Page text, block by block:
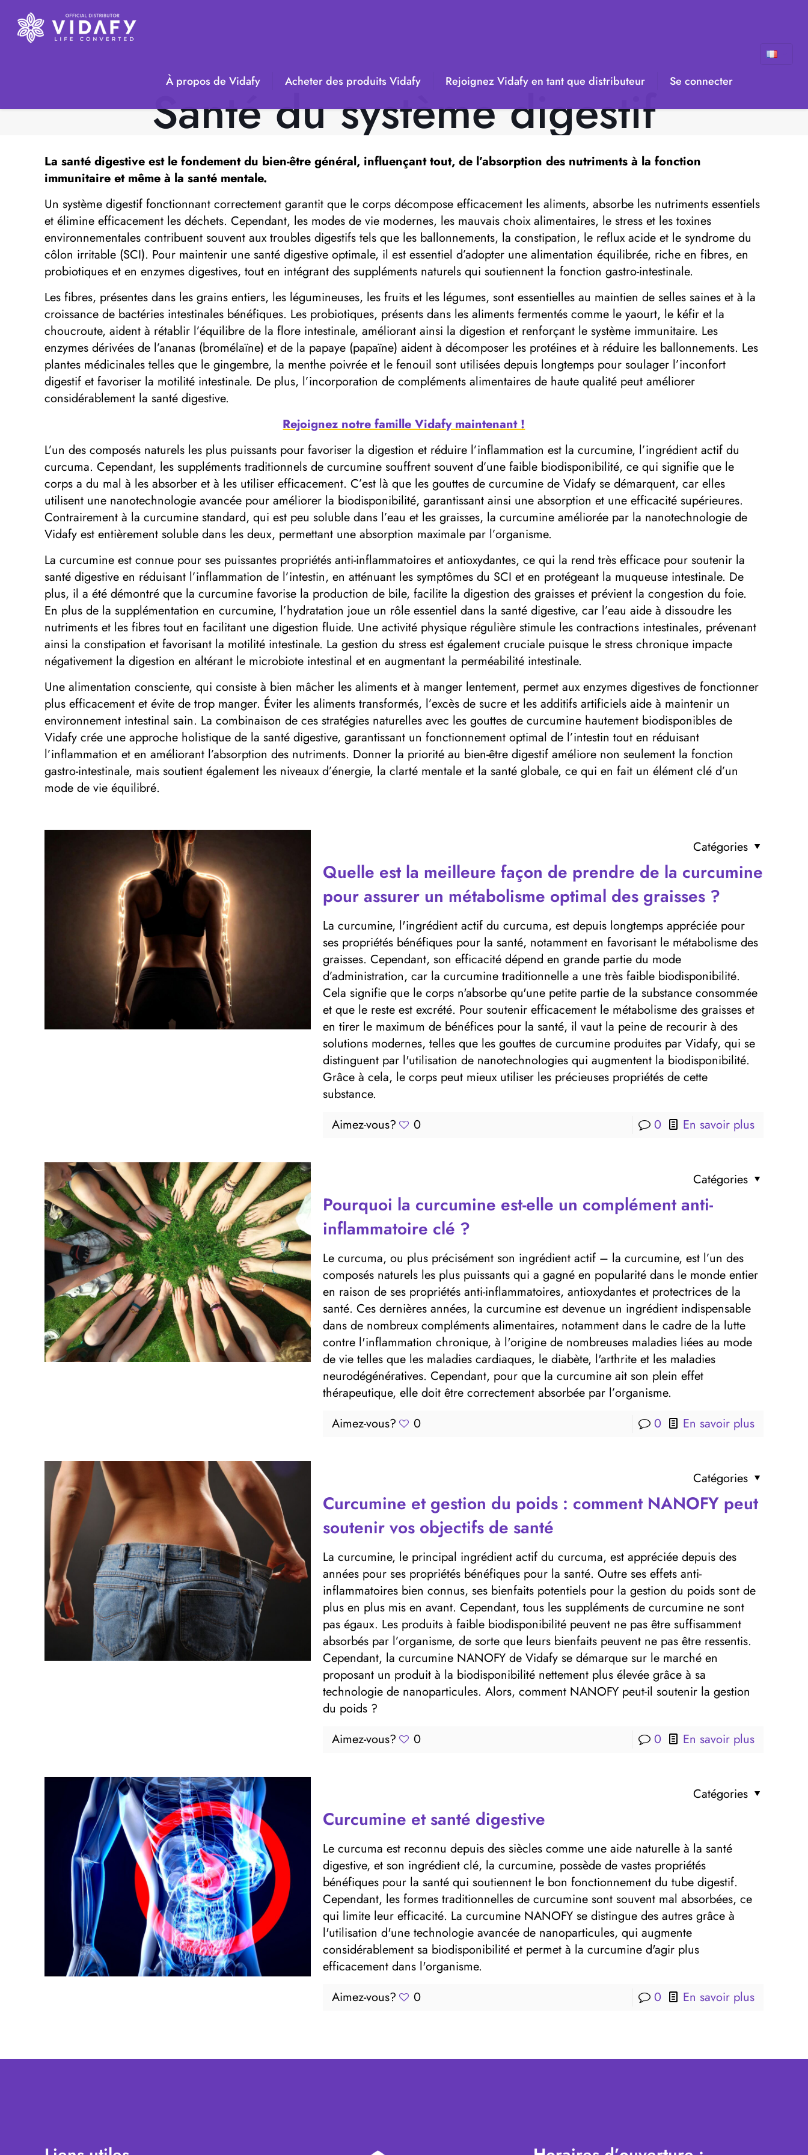
À propos de Vidafy Acheter des produits Vidafy Rejoignez Vidafy en tant que distributeur Se connecter
Santé du système digestif
La santé digestive est le fondement du bien-être général, influençant tout, de l’absorption des nutriments à la fonction
immunitaire et même à la santé mentale.
Un système digestif fonctionnant correctement garantit que le corps décompose efficacement les aliments, absorbe les nutriments essentiels
et élimine efficacement les déchets. Cependant, les modes de vie modernes, les mauvais choix alimentaires, le stress et les toxines
environnementales contribuent souvent aux troubles digestifs tels que les ballonnements, la constipation, le reflux acide et le syndrome du
côlon irritable (SCI). Pour maintenir une santé digestive optimale, il est essentiel d’adopter une alimentation équilibrée, riche en fibres, en
probiotiques et en enzymes digestives, tout en intégrant des suppléments naturels qui soutiennent la fonction gastro-intestinale.
Les fibres, présentes dans les grains entiers, les légumineuses, les fruits et les légumes, sont essentielles au maintien de selles saines et à la
croissance de bactéries intestinales bénéfiques. Les probiotiques, présents dans les aliments fermentés comme le yaourt, le kéfir et la
choucroute, aident à rétablir l’équilibre de la flore intestinale, améliorant ainsi la digestion et renforçant le système immunitaire. Les
enzymes dérivées de l’ananas (bromélaïne) et de la papaye (papaïne) aident à décomposer les protéines et à réduire les ballonnements. Les
plantes médicinales telles que le gingembre, la menthe poivrée et le fenouil sont utilisées depuis longtemps pour soulager l’inconfort
digestif et favoriser la motilité intestinale. De plus, l’incorporation de compléments alimentaires de haute qualité peut améliorer
considérablement la santé digestive.
Rejoignez notre famille Vidafy maintenant !
L’un des composés naturels les plus puissants pour favoriser la digestion et réduire l’inflammation est la curcumine, l’ingrédient actif du
curcuma. Cependant, les suppléments traditionnels de curcumine souffrent souvent d’une faible biodisponibilité, ce qui signifie que le
corps a du mal à les absorber et à les utiliser efficacement. C’est là que les gouttes de curcumine de Vidafy se démarquent, car elles
utilisent une nanotechnologie avancée pour améliorer la biodisponibilité, garantissant ainsi une absorption et une efficacité supérieures.
Contrairement à la curcumine standard, qui est peu soluble dans l’eau et les graisses, la curcumine améliorée par la nanotechnologie de
Vidafy est entièrement soluble dans les deux, permettant une absorption maximale par l’organisme.
La curcumine est connue pour ses puissantes propriétés anti-inflammatoires et antioxydantes, ce qui la rend très efficace pour soutenir la
santé digestive en réduisant l’inflammation de l’intestin, en atténuant les symptômes du SCI et en protégeant la muqueuse intestinale. De
plus, il a été démontré que la curcumine favorise la production de bile, facilite la digestion des graisses et prévient la congestion du foie.
En plus de la supplémentation en curcumine, l’hydratation joue un rôle essentiel dans la santé digestive, car l’eau aide à dissoudre les
nutriments et les fibres tout en facilitant une digestion fluide. Une activité physique régulière stimule les contractions intestinales, prévenant
ainsi la constipation et favorisant la motilité intestinale. La gestion du stress est également cruciale puisque le stress chronique impacte
négativement la digestion en altérant le microbiote intestinal et en augmentant la perméabilité intestinale.
Une alimentation consciente, qui consiste à bien mâcher les aliments et à manger lentement, permet aux enzymes digestives de fonctionner
plus efficacement et évite de trop manger. Éviter les aliments transformés, l’excès de sucre et les additifs artificiels aide à maintenir un
environnement intestinal sain. La combinaison de ces stratégies naturelles avec les gouttes de curcumine hautement biodisponibles de
Vidafy crée une approche holistique de la santé digestive, garantissant un fonctionnement optimal de l’intestin tout en réduisant
l’inflammation et en améliorant l’absorption des nutriments. Donner la priorité au bien-être digestif améliore non seulement la fonction
gastro-intestinale, mais soutient également les niveaux d’énergie, la clarté mentale et la santé globale, ce qui en fait un élément clé d’un
mode de vie équilibré.
Catégories
Quelle est la meilleure façon de prendre de la curcumine
pour assurer un métabolisme optimal des graisses ?
La curcumine, l'ingrédient actif du curcuma, est depuis longtemps appréciée pour
ses propriétés bénéfiques pour la santé, notamment en favorisant le métabolisme des
graisses. Cependant, son efficacité dépend en grande partie du mode
d’administration, car la curcumine traditionnelle a une très faible biodisponibilité.
Cela signifie que le corps n'absorbe qu'une petite partie de la substance consommée
et que le reste est excrété. Pour soutenir efficacement le métabolisme des graisses et
en tirer le maximum de bénéfices pour la santé, il vaut la peine de recourir à des
solutions modernes, telles que les gouttes de curcumine produites par Vidafy, qui se
distinguent par l'utilisation de nanotechnologies qui augmentent la biodisponibilité.
Grâce à cela, le corps peut mieux utiliser les précieuses propriétés de cette
substance.
Aimez-vous?
0 0 En savoir plus
Catégories
Pourquoi la curcumine est-elle un complément anti-
inflammatoire clé ?
Le curcuma, ou plus précisément son ingrédient actif – la curcumine, est l’un des
composés naturels les plus puissants qui a gagné en popularité dans le monde entier
en raison de ses propriétés anti-inflammatoires, antioxydantes et protectrices de la
santé. Ces dernières années, la curcumine est devenue un ingrédient indispensable
dans de nombreux compléments alimentaires, notamment dans le cadre de la lutte
contre l'inflammation chronique, à l'origine de nombreuses maladies liées au mode
de vie telles que les maladies cardiaques, le diabète, l'arthrite et les maladies
neurodégénératives. Cependant, pour que la curcumine ait son plein effet
thérapeutique, elle doit être correctement absorbée par l’organisme.
Aimez-vous?
0 0 En savoir plus
Catégories
Curcumine et gestion du poids : comment NANOFY peut
soutenir vos objectifs de santé
La curcumine, le principal ingrédient actif du curcuma, est appréciée depuis des
années pour ses propriétés bénéfiques pour la santé. Outre ses effets anti-
inflammatoires bien connus, ses bienfaits potentiels pour la gestion du poids sont de
plus en plus mis en avant. Cependant, tous les suppléments de curcumine ne sont
pas égaux. Les produits à faible biodisponibilité peuvent ne pas être suffisamment
absorbés par l’organisme, de sorte que leurs bienfaits peuvent ne pas être ressentis.
Cependant, la curcumine NANOFY de Vidafy se démarque sur le marché en
proposant un produit à la biodisponibilité nettement plus élevée grâce à sa
technologie de nanoparticules. Alors, comment NANOFY peut-il soutenir la gestion
du poids ?
Aimez-vous?
0 0 En savoir plus
Catégories
Curcumine et santé digestive
Le curcuma est reconnu depuis des siècles comme une aide naturelle à la santé
digestive, et son ingrédient clé, la curcumine, possède de vastes propriétés
bénéfiques pour la santé qui soutiennent le bon fonctionnement du tube digestif.
Cependant, les formes traditionnelles de curcumine sont souvent mal absorbées, ce
qui limite leur efficacité. La curcumine NANOFY se distingue des autres grâce à
l'utilisation d'une technologie avancée de nanoparticules, qui augmente
considérablement sa biodisponibilité et permet à la curcumine d'agir plus
efficacement dans l'organisme.
Aimez-vous?
0 0 En savoir plus